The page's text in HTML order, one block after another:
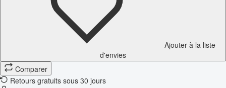
Ajouter à la liste
d'envies
Comparer
Retours gratuits sous 30 jours